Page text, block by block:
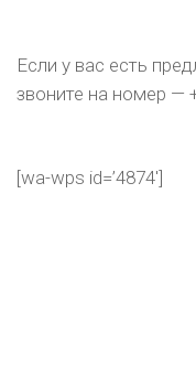
Если у вас есть
звоните на номер —
[wa-wps id=’4874′]